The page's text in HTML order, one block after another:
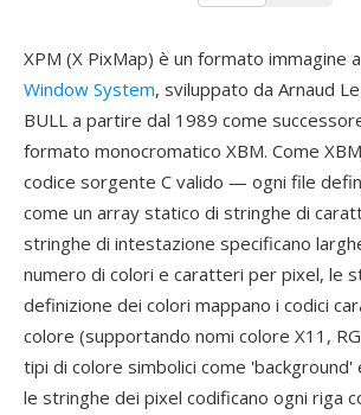
XPM (X PixMap) è un formato immagine
Window System, sviluppato da Arnaud
BULL a partire dal 1989 come
formato monocromatico XBM. Come
codice sorgente C valido — ogni file
come un array statico di stringhe di
stringhe di intestazione specificano
numero di colori e caratteri per pixel, le
definizione dei colori mappano i codici
colore (supportando nomi colore X11,
tipi di colore simbolici come
le stringhe dei pixel codificano ogni riga